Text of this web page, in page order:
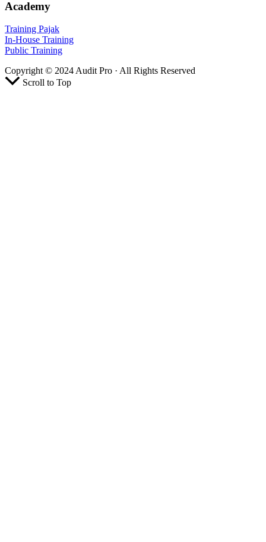
Academy
Training Pajak
In-House Training
Public Training
Copyright © 2024 Audit Pro · All Rights Reserved
Scroll to Top